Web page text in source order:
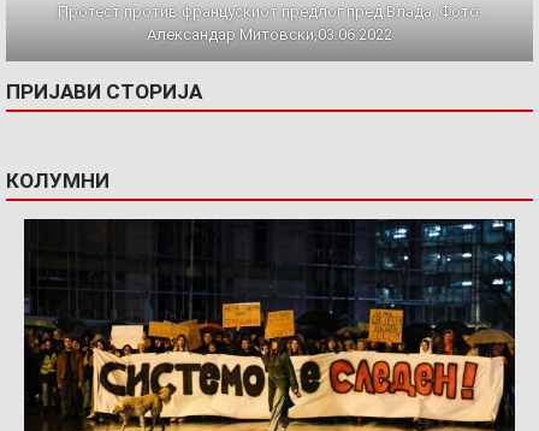
Протест против францускиот предлог пред Влада. Фото:
Александар Митовски,03.06.2022
ПРИЈАВИ СТОРИЈА
КОЛУМНИ